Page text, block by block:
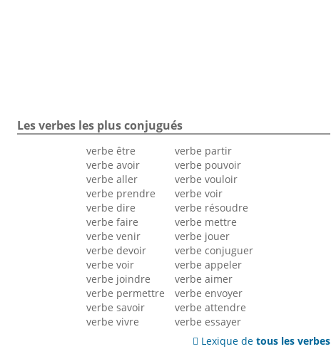
Les verbes les plus conjugués
verbe être
verbe avoir
verbe aller
verbe prendre
verbe dire
verbe faire
verbe venir
verbe devoir
verbe voir
verbe joindre
verbe permettre
verbe savoir
verbe vivre
verbe partir
verbe pouvoir
verbe vouloir
verbe voir
verbe résoudre
verbe mettre
verbe jouer
verbe conjuguer
verbe appeler
verbe aimer
verbe envoyer
verbe attendre
verbe essayer
 Lexique detous les verbes